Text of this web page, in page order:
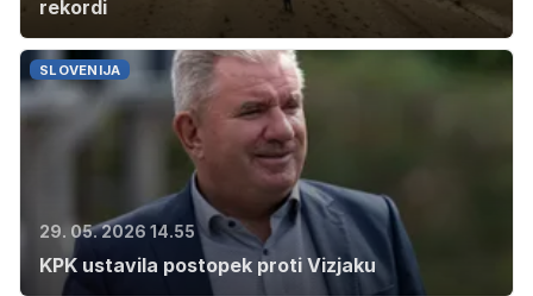
rekordi
SLOVENIJA
29. 05. 2026 14.55
KPK ustavila postopek proti Vizjaku